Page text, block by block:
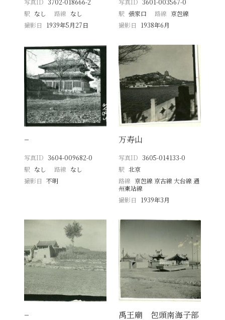
駅 なし 路線 なし
撮影日
1939年5月27日
駅 張家口 路線 京包線
撮影日
1938年6月
−
写真ID 3604-009682-0
駅 なし 路線 なし
撮影日
不明
万寿山
写真ID 3605-014133-0
駅 北京
路線 京包線 京古線 大台線 通
州東站線
撮影日
1939年3月
− 禹王廟 包頭南海子部